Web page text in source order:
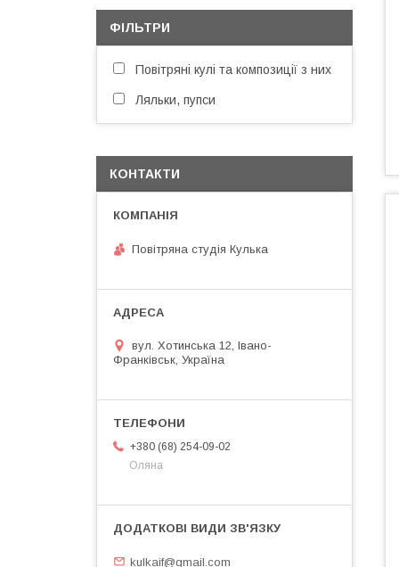
ФІЛЬТРИ
Повітряні кулі та композиції з них
Ляльки, пупси
КОНТАКТИ
Повітряна студія Кулька
вул. Хотинська 12, Івано-
Франківськ, Україна
+380 (68) 254-09-02
Оляна
kulkaif@gmail.com